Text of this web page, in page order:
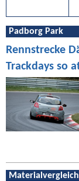
Padborg Park
Rennstrecke
Trackdays so